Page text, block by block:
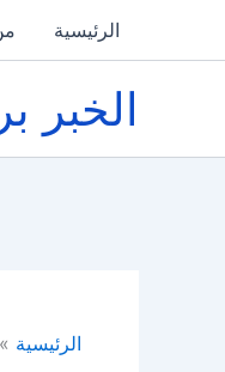
الرئيسية
الخبر
الرئيسية